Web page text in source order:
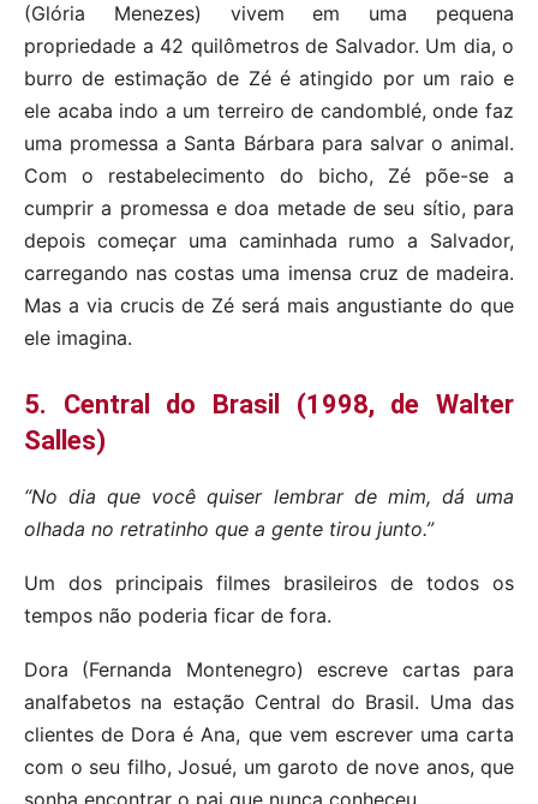
(Glória Menezes) vivem em uma pequena
propriedade a 42 quilômetros de Salvador. Um dia, o
burro de estimação de Zé é atingido por um raio e
ele acaba indo a um terreiro de candomblé, onde faz
uma promessa a Santa Bárbara para salvar o animal.
Com o restabelecimento do bicho, Zé põe-se a
cumprir a promessa e doa metade de seu sítio, para
depois começar uma caminhada rumo a Salvador,
carregando nas costas uma imensa cruz de madeira.
Mas a via crucis de Zé será mais angustiante do que
ele imagina.
5. Central do Brasil (1998, de Walter
Salles)
“No dia que você quiser lembrar de mim, dá uma
olhada no retratinho que a gente tirou junto.”
Um dos principais filmes brasileiros de todos os
tempos não poderia ficar de fora.
Dora (Fernanda Montenegro) escreve cartas para
analfabetos na estação Central do Brasil. Uma das
clientes de Dora é Ana, que vem escrever uma carta
com o seu filho, Josué, um garoto de nove anos, que